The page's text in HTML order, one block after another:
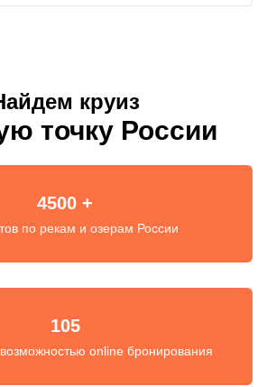
круиз
точку России
4500 +
по рекам и озерам России
105
online бронирования